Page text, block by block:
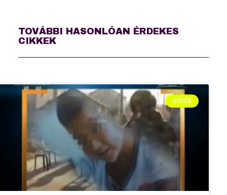
TOVÁBBI HASONLÓAN ÉRDEKES
CIKKEK
EGYÉB